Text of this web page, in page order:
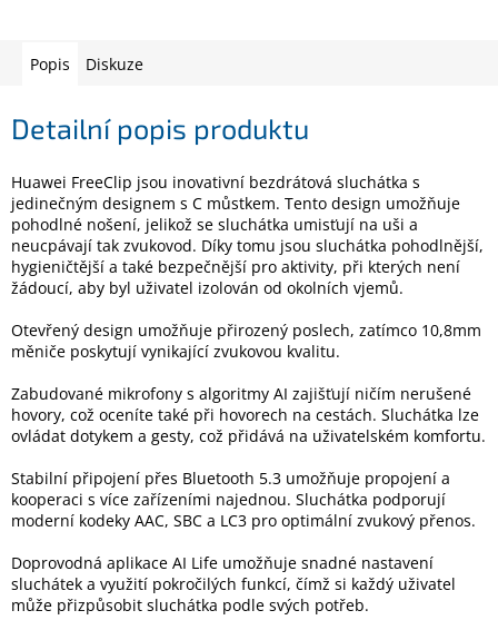
Velké
notebooky
Elektronika
Domácnost
%
Friday
Akční
zboží
TONERY
A
CARTRIDGE
Popis Diskuze
Detailní popis produktu
Huawei FreeClip jsou inovativní bezdrátová sluchátka s
jedinečným designem s C můstkem. Tento design umožňuje
pohodlné nošení, jelikož se sluchátka umisťují na uši a
neucpávají tak zvukovod. Díky tomu jsou sluchátka pohodlnější,
hygieničtější a také bezpečnější pro aktivity, při kterých není
žádoucí, aby byl uživatel izolován od okolních vjemů.
Otevřený design umožňuje přirozený poslech, zatímco 10,8mm
měniče poskytují vynikající zvukovou kvalitu.
Zabudované mikrofony s algoritmy AI zajišťují ničím nerušené
hovory, což oceníte také při hovorech na cestách. Sluchátka lze
ovládat dotykem a gesty, což přidává na uživatelském komfortu.
Stabilní připojení přes Bluetooth 5.3 umožňuje propojení a
kooperaci s více zařízeními najednou. Sluchátka podporují
moderní kodeky AAC, SBC a LC3 pro optimální zvukový přenos.
Doprovodná aplikace AI Life umožňuje snadné nastavení
sluchátek a využití pokročilých funkcí, čímž si každý uživatel
může přizpůsobit sluchátka podle svých potřeb.